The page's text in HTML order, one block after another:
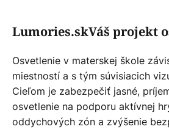
Lumories.skVáš projekt
Osvetlenie v materskej škole
miestností a s tým súvisiacich
Cieľom je zabezpečiť jasné,
osvetlenie na podporu aktívnej
oddychových zón a zvýšenie